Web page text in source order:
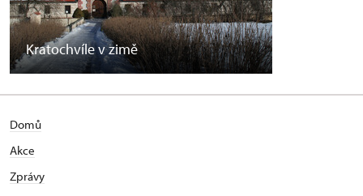
Kratochvíle v zimě
Domů
Akce
Zprávy